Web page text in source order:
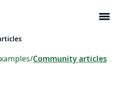
menu
/Community articles